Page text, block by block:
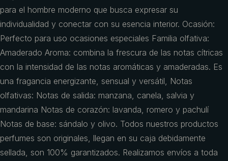
para el hombre moderno que busca expresar su
individualidad y conectar con su esencia interior. Ocasión:
Perfecto para uso ocasiones especiales Familia olfativa:
Amaderado Aroma: combina la frescura de las notas cítricas
con la intensidad de las notas aromáticas y amaderadas. Es
una fragancia energizante, sensual y versátil, Notas
olfativas: Notas de salida: manzana, canela, salvia y
mandarina Notas de corazón: lavanda, romero y pachulí
Notas de base: sándalo y olivo. Todos nuestros productos
perfumes son originales, llegan en su caja debidamente
sellada, son 100% garantizados. Realizamos envíos a toda